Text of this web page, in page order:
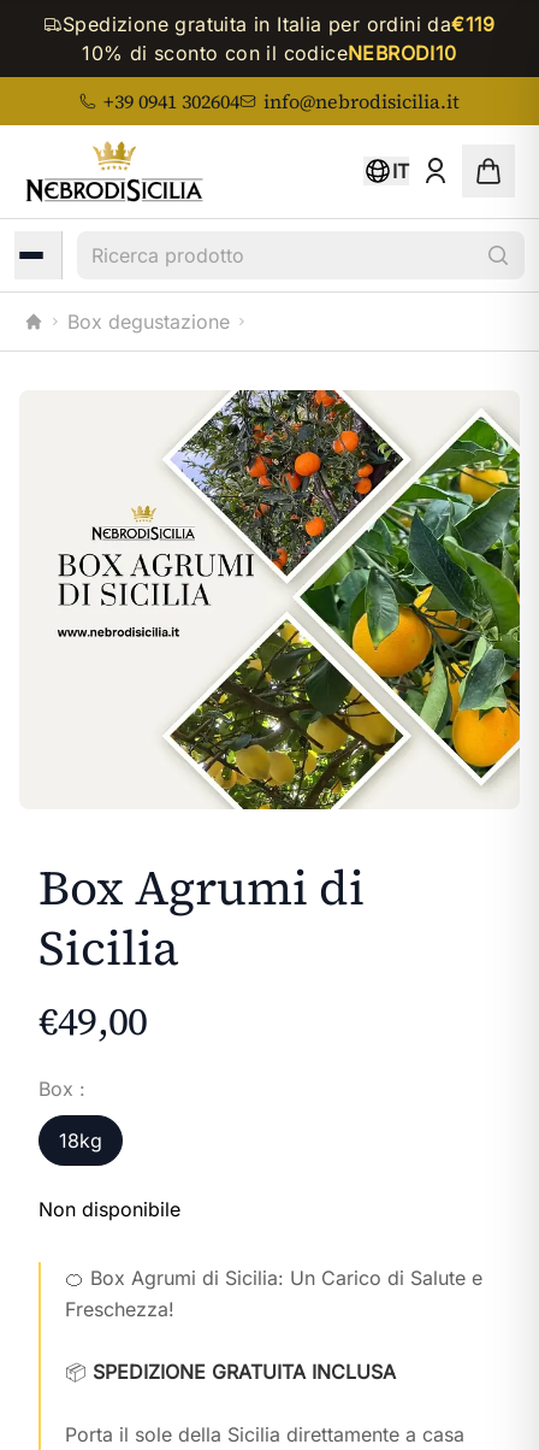
Spedizione gratuita in Italia per ordini da€119
10% di sconto con il codiceNEBRODI10
+39 0941 302604 info@nebrodisicilia.it
IT
Ricerca prodotto
Box degustazione
Box Agrumi di
Sicilia
€49,00
Box :
18kg
Non disponibile
🍊 Box Agrumi di Sicilia: Un Carico di Salute e
Freschezza!
📦 SPEDIZIONE GRATUITA INCLUSA
Porta il sole della Sicilia direttamente a casa